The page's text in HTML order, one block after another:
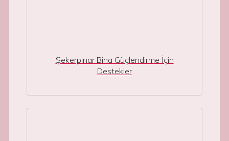
Şekerpınar Bina Güçlendirme İçin
Destekler